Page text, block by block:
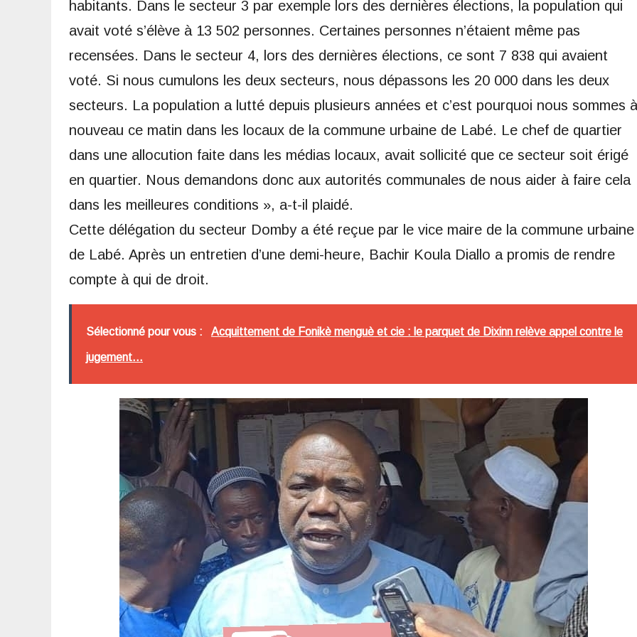
habitants. Dans le secteur 3 par exemple lors des dernières élections, la population qui
avait voté s’élève à 13 502 personnes. Certaines personnes n’étaient même pas
recensées. Dans le secteur 4, lors des dernières élections, ce sont 7 838 qui avaient
voté. Si nous cumulons les deux secteurs, nous dépassons les 20 000 dans les deux
secteurs. La population a lutté depuis plusieurs années et c’est pourquoi nous sommes à
nouveau ce matin dans les locaux de la commune urbaine de Labé. Le chef de quartier
dans une allocution faite dans les médias locaux, avait sollicité que ce secteur soit érigé
en quartier. Nous demandons donc aux autorités communales de nous aider à faire cela
dans les meilleures conditions », a-t-il plaidé.
Cette délégation du secteur Domby a été reçue par le vice maire de la commune urbaine
de Labé. Après un entretien d’une demi-heure, Bachir Koula Diallo a promis de rendre
compte à qui de droit.
Sélectionné pour vous : Acquittement de Fonikè menguè et cie : le parquet de Dixinn relève appel contre le
jugement...